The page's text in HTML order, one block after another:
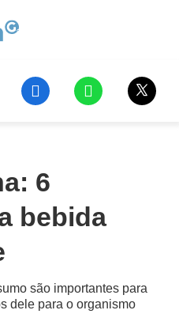
6
bebida
são importantes para
dele para o organismo